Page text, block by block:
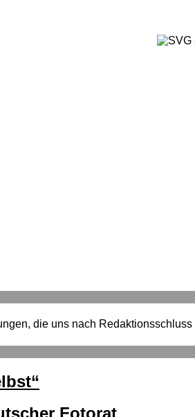
die uns nach
Fotorat